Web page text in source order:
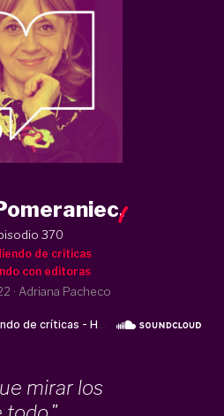
.
370
de críticas
con editoras
· Adriana Pacheco
mirar los